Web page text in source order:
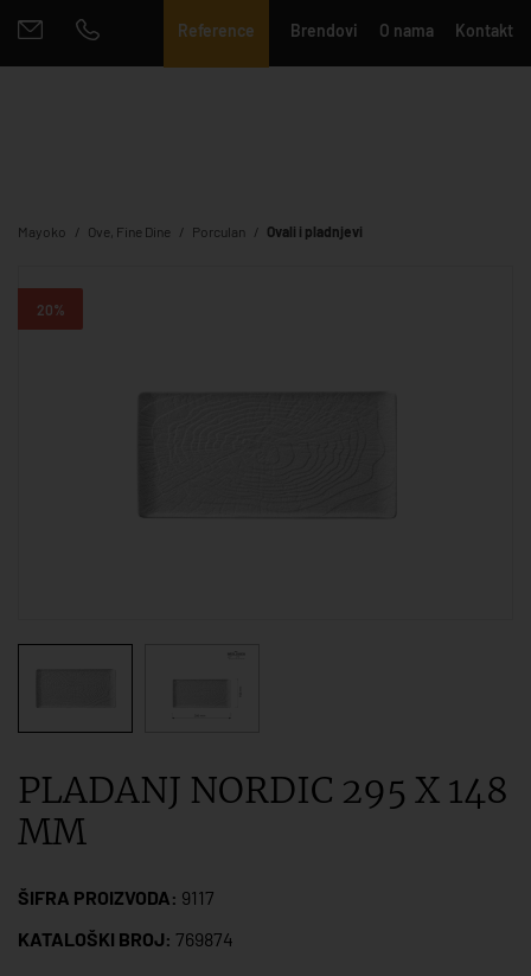
Reference Brendovi O nama Kontakt
Mayoko Ove, Fine Dine Porculan Ovali i pladnjevi
20%
PLADANJ NORDIC 295 X 148
MM
ŠIFRA PROIZVODA: 9117
KATALOŠKI BROJ: 769874